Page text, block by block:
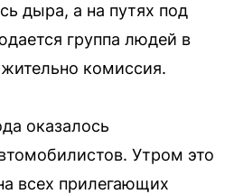
дыра, а на путях под
группа людей в
комиссия.
оказалось
Утром это
всех прилегающих